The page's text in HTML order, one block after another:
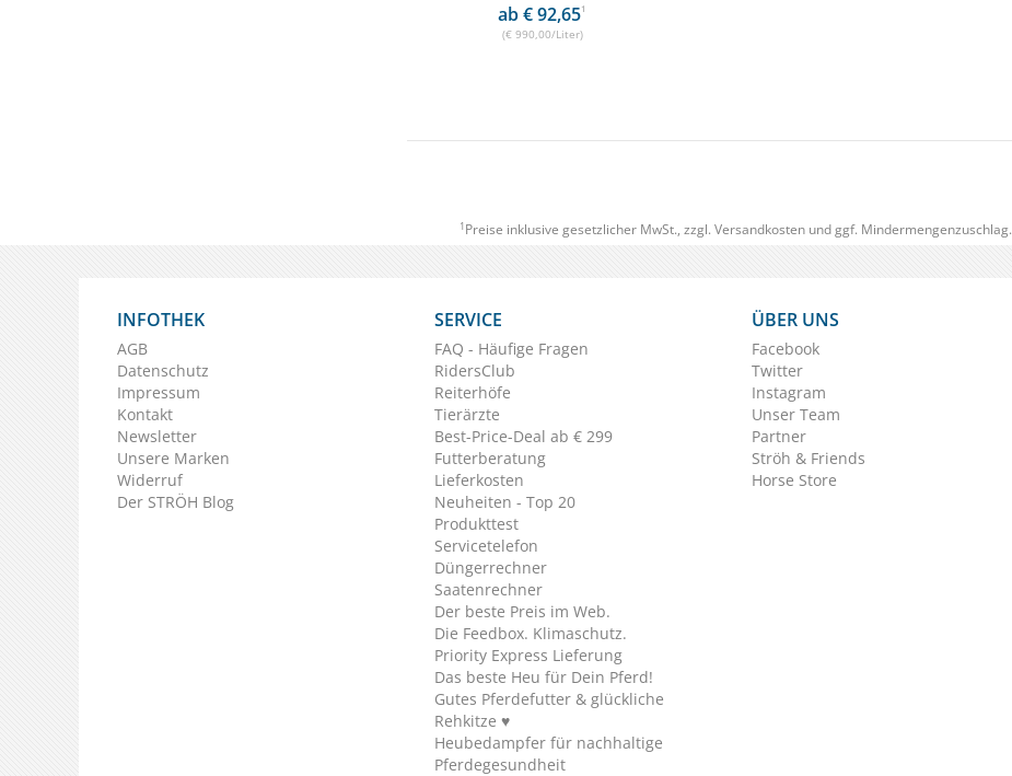
ab € 92,651
(€ 990,00/Liter)
1 Preise inklusive gesetzlicher MwSt., zzgl. Versandkostenund ggf. Mindermengenzuschlag.
INFOTHEK
AGB
Datenschutz
Impressum
Kontakt
Newsletter
Unsere Marken
Widerruf
Der STRÖH Blog
SERVICE
FAQ - Häufige Fragen
RidersClub
Reiterhöfe
Tierärzte
Best-Price-Deal ab € 299
Futterberatung
Lieferkosten
Neuheiten - Top 20
Produkttest
Servicetelefon
Düngerrechner
Saatenrechner
Der beste Preis im Web.
Die Feedbox. Klimaschutz.
Priority Express Lieferung
Das beste Heu für Dein Pferd!
Gutes Pferdefutter & glückliche
Rehkitze ♥
Heubedampfer für nachhaltige
Pferdegesundheit
ÜBER UNS
Facebook
Twitter
Instagram
Unser Team
Partner
Ströh & Friends
Horse Store